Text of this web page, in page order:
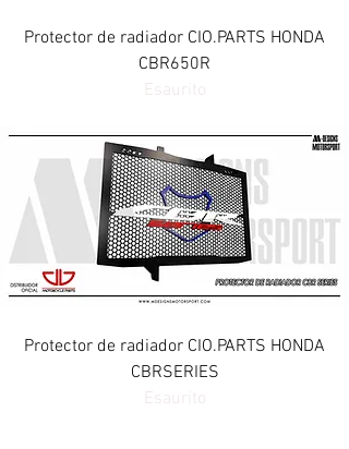
Protector de radiador CIO.PARTS HONDA
CBR650R
Esaurito
Protector de radiador CIO.PARTS HONDA
CBRSERIES
Esaurito